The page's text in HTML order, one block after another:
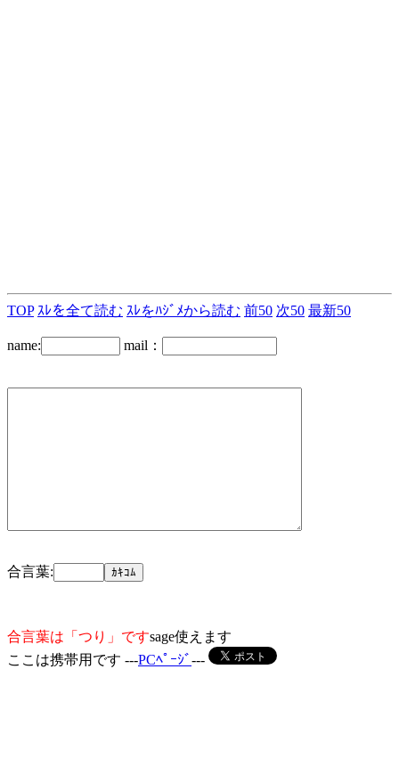
TOP ｽﾚを全て読む ｽﾚをﾊｼﾞﾒから読む 前50 次50 最新50
name: mail：
合言葉:
合言葉は「つり」ですsage使えます
ここは携帯用です ---PCﾍﾟｰｼﾞ---